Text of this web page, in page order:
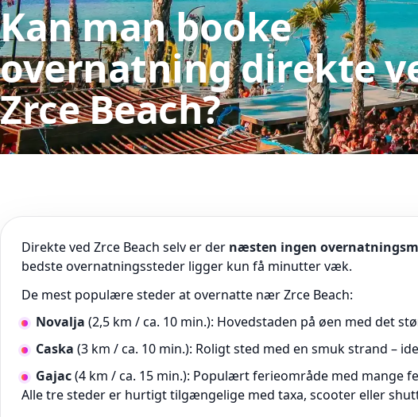
Kan man booke
overnatning direkte
Zrce Beach?
Direkte ved Zrce Beach selv er der næsten ingen
bedste overnatningssteder ligger kun få minutter væk.
De mest populære steder at overnatte nær Zrce Beach:
Novalja (2,5 km / ca. 10 min.): Hovedstaden på øen med det
Caska (3 km / ca. 10 min.): Roligt sted med en smuk strand –
Gajac(4 km / ca. 15 min.): Populært ferieområde med mange
Alle tre steder er hurtigt tilgængelige med taxa, scooter eller